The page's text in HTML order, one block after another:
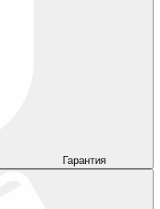
Гарантия